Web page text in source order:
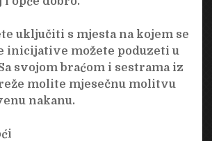
uključiti s mjesta na kojem se
inicijative možete poduzeti u
svojom braćom i sestrama iz
molite mjesečnu molitvu
nakanu.